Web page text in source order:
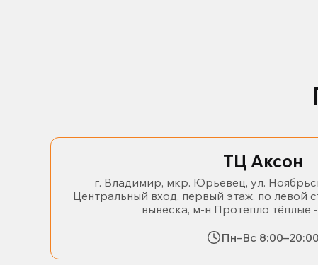
ТЦ Аксон
г. Владимир, мкр. Юрьевец, ул.
Центральный вход, первый этаж, по левой
вывеска, м-н Протепло тёплые
Пн–Вс 8:00–20:00